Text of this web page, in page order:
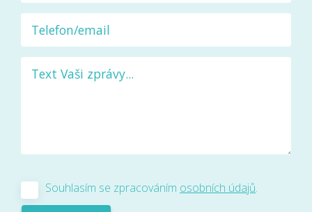
Souhlasím se zpracováním osobních údajů.